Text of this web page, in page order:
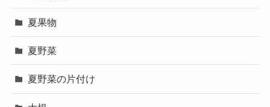
夏果物
夏野菜
夏野菜の片付け